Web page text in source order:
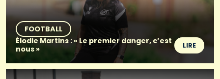
FOOTBALL
Élodie Martins : « Le premier danger, c’est
nous »
LIRE